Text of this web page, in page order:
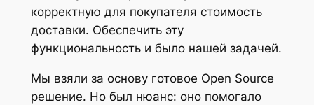
корректную для покупателя стоимость
доставки. Обеспечить эту
функциональность и было нашей задачей.
Мы взяли за основу готовое Open Source
решение. Но был нюанс: оно помогало